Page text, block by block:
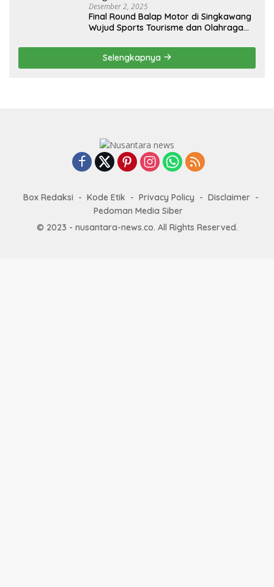
Desember 2, 2025
Final Round Balap Motor di Singkawang
Wujud Sports Tourisme dan Olahraga
Selengkapnya
Box Redaksi Kode Etik Privacy Policy
Disclaimer
Pedoman Media Siber
© 2023 - nusantara-news.co. All Rights Reserved.